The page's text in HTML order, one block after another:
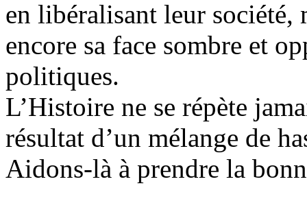
en libéralisant leur société,
encore sa face sombre et
politiques.
L’Histoire ne se répète
résultat d’un mélange de
Aidons-là à prendre la